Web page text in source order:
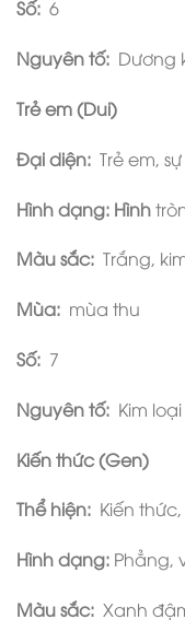
Số: 6
Nguyên tố: Dương
Trẻ em (Dui)
Đại diện: Trẻ em,
Hình dạng: Hình
Màu sắc: Trắng,
Mùa: mùa thu
Số: 7
Nguyên tố: Kim
Kiến thức (Gen)
Thể hiện: Kiến
Hình dạng: Phẳng,
Màu sắc: Xanh